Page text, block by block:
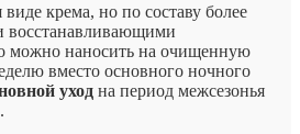
крема, но по составу более
можно наносить на очищенную
вместо основного ночного
уход на период межсезонья